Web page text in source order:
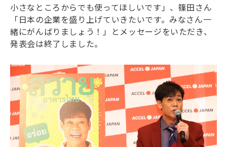
小さなところからでも使ってほしいです」、篠田さん
「日本の企業を盛り上げていきたいです。みなさん一
緒にがんばりましょう！」とメッセージをいただき、
発表会は終了しました。